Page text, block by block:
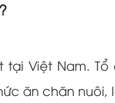
Việt Nam.
ăn chăn nuôi,